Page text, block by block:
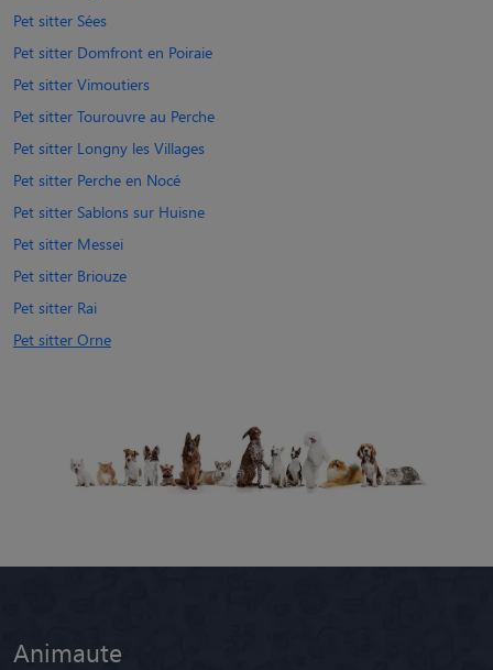
Pet sitter Sées
Pet sitter Domfront en Poiraie
Pet sitter Vimoutiers
Pet sitter Tourouvre au Perche
Pet sitter Longny les Villages
Pet sitter Perche en Nocé
Pet sitter Sablons sur Huisne
Pet sitter Messei
Pet sitter Briouze
Pet sitter Rai
Pet sitter Orne
Animaute